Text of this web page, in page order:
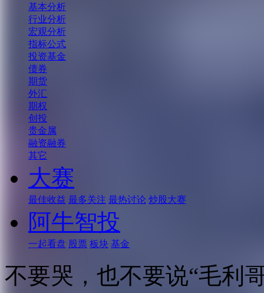
基本分析
行业分析
宏观分析
指标公式
投资基金
债券
期货
外汇
期权
创投
贵金属
融资融券
其它
大赛
最佳收益 最多关注 最热讨论 炒股大赛
阿牛智投
一起看盘 股票 板块 基金
不要哭，也不要说“毛利